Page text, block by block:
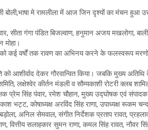
बोली,भाषा मे रामलीला में आज जिन दृश्यों का मंचन हुआ
सीता गंगा पंडित बिजल्वाण, हनुमान अजय मखलोगा,
को कई वर्षों तक रावण का अभिनय करने के फलस्वरूप
आशीर्वाद देकर गौरवान्वित किया। जबकि मुख्य
लक्षेश्वेर कीर्तन मंडली व सौम्यकाशी रोटरी क्लब
प्रेम सिंह पंवार, रमेश चौहान, मुख्य उद्घोषक एवं संपादक
भट्ट, कोषाध्यक्ष अरविंद सिंह राणा, उपाध्यक्ष रूकम
अनिल सेमवाल, संगीत निर्देशक प्रताप रावत,
वित्तीय सलाहकार सुमन राणा, कमल सिंह रावत, नौवर